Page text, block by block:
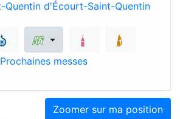
Prochaines messes
Zoomer sur ma position